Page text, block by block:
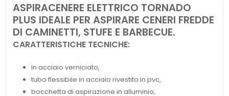
ASPIRACENERE ELETTRICO TORNADO
PLUS IDEALE PER ASPIRARE CENERI FREDDE
DI CAMINETTI, STUFE E BARBECUE.
CARATTERISTICHE TECNICHE:
In acciaio verniciato,
tubo flessibile in acciaio rivestito in pvc,
bocchetta di aspirazione in alluminio,